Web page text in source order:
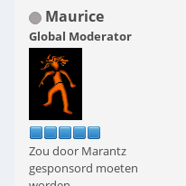
Maurice
Global Moderator
Zou door Marantz
gesponsord moeten